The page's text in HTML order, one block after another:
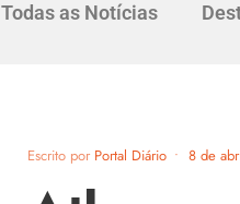
Todas as Notícias
Escrito por Portal Diário • 8 de